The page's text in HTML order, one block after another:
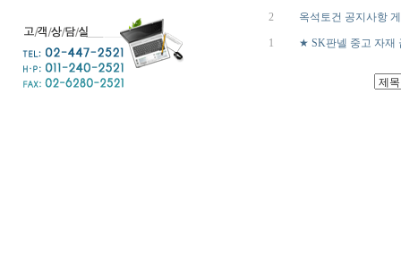
2 옥석토건 공지사항
1 ★ SK판넬 중고 자재